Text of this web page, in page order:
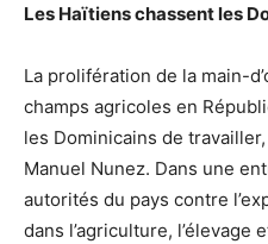
Les Haïtiens chassent les
La prolifération de la main-
champs agricoles en
les Dominicains de
Manuel Nunez. Dans une
autorités du pays contre
dans l’agriculture, l’élevage